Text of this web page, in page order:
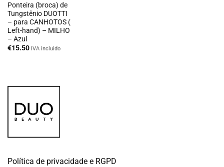
Ponteira (broca) de
Tungstênio DUOTTI
– para CANHOTOS (
Left-hand) – MILHO
– Azul
€15.50 IVA incluido
Política de privacidade e RGPD